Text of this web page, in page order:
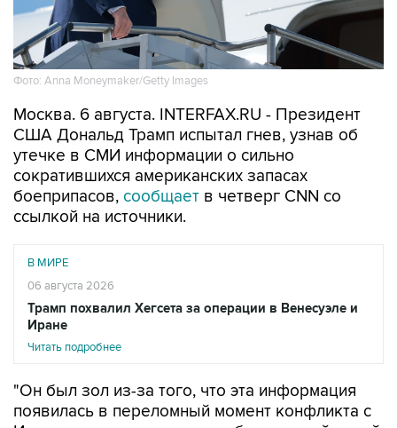
Фото: Anna Moneymaker/Getty Images
Москва. 6 августа. INTERFAX.RU - Президент
США Дональд Трамп испытал гнев, узнав об
утечке в СМИ информации о сильно
сократившихся американских запасах
боеприпасов, сообщает в четверг CNN со
ссылкой на источники.
В МИРЕ
06 августа 2026
Трамп похвалил Хегсета за операции в Венесуэле и
Иране
Читать подробнее
"Он был зол из-за того, что эта информация
появилась в переломный момент конфликта с